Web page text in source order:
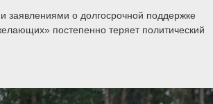
заявлениями о долгосрочной поддержке
постепенно теряет политический